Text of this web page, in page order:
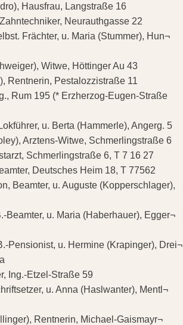
Hausfrau, Langstraße 16
Neurauthgasse 22
Frächter, u. Maria (Stummer), Hun¬
Witwe, Höttinger Au 43
Rentnerin, Pestalozzistraße 11
Rum 195 (* Erzherzog-Eugen-Straße
u. Berta (Hammerle), Angerg. 5
Arztens-Witwe, Schmerlingstraße 6
Schmerlingstraße 6, T 7 16 27
Deutsches Heim 18, T 77562
Beamter, u. Auguste (Kopperschlager),
Beamter, u. Maria (Haberhauer), Egger¬
Pensionist, u. Hermine (Krapinger), Drei¬
Ing.-Etzel-Straße 59
u. Anna (Haslwanter), Mentl¬
Rentnerin, Michael-Gaismayr¬